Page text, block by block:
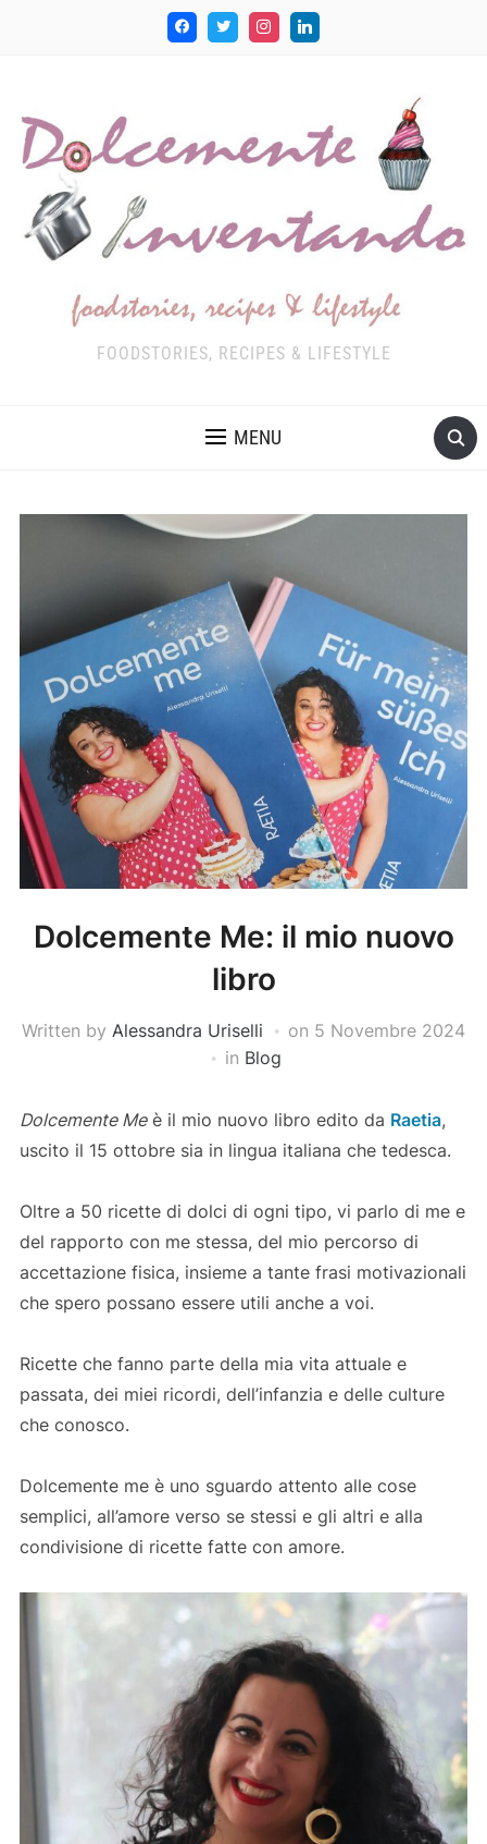
FOODSTORIES, RECIPES & LIFESTYLE
MENU
Dolcemente Me: il mio nuovo
libro
Written by Alessandra Uriselli on 5 Novembre 2024
in Blog
Dolcemente Meè il mio nuovo libro edito da Raetia,
uscito il 15 ottobre sia in lingua italiana che tedesca.
Oltre a 50 ricette di dolci di ogni tipo, vi parlo di me e
del rapporto con me stessa, del mio percorso di
accettazione fisica, insieme a tante frasi motivazionali
che spero possano essere utili anche a voi.
Ricette che fanno parte della mia vita attuale e
passata, dei miei ricordi, dell’infanzia e delle culture
che conosco.
Dolcemente me è uno sguardo attento alle cose
semplici, all’amore verso se stessi e gli altri e alla
condivisione di ricette fatte con amore.